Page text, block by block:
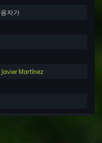
자가
Javier Martínez